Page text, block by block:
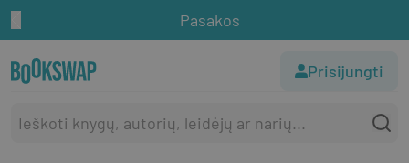
Pasakos
Prisijungti